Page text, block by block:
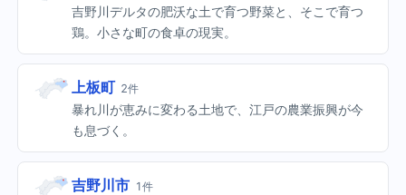
吉野川デルタの肥沃な土で育つ野菜と、そこで育つ
鶏。小さな町の食卓の現実。
上板町 2件
暴れ川が恵みに変わる土地で、江戸の農業振興が今
も息づく。
吉野川市 1件